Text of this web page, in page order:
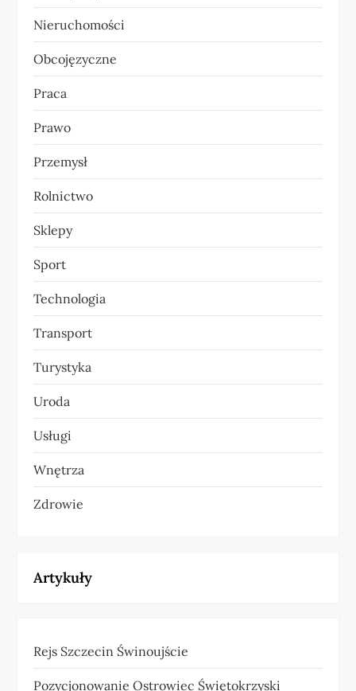
Nieruchomości
Obcojęzyczne
Praca
Prawo
Przemysł
Rolnictwo
Sklepy
Sport
Technologia
Transport
Turystyka
Uroda
Usługi
Wnętrza
Zdrowie
Artykuły
Rejs Szczecin Świnoujście
Pozycjonowanie Ostrowiec Świętokrzyski